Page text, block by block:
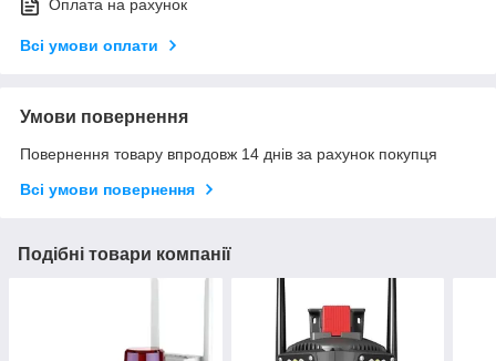
Оплата на рахунок
Всі умови оплати
Умови повернення
Повернення товару впродовж 14 днів за рахунок покупця
Всі умови повернення
Подібні товари компанії